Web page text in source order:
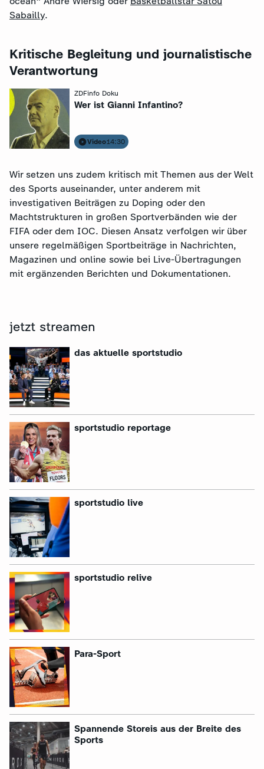
Sabailly.
Kritische Begleitung und journalistische
Verantwortung
ZDFinfo Doku
: Wer ist Gianni Infantino?
Video14:30
Wir setzen uns zudem kritisch mit Themen aus der Welt
des Sports auseinander, unter anderem mit
investigativen Beiträgen zu Doping oder den
Machtstrukturen in großen Sportverbänden wie der
FIFA oder dem IOC. Diesen Ansatz verfolgen wir über
unsere regelmäßigen Sportbeiträge in Nachrichten,
Magazinen und online sowie bei Live-Übertragungen
mit ergänzenden Berichten und Dokumentationen.
jetzt streamen
das aktuelle sportstudio
sportstudio reportage
sportstudio live
sportstudio relive
: Para-Sport
:
Spannende Storeis aus der Breite des
Sports